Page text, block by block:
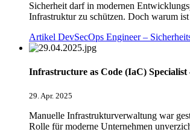
Sicherheit darf in modernen
Infrastruktur zu schützen. Doch warum
Artikel DevSecOps Engineer –
Infrastructure as Code (IaC)
29. Apr. 2025
Manuelle Infrastrukturverwaltung war
Rolle für moderne Unternehmen